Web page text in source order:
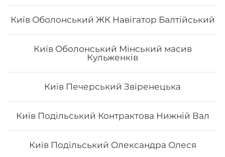
Київ Оболонський ЖК Навігатор Балтійський
Київ Оболонський Мінський масив
Кульженків
Київ Печерський Звіренецька
Київ Подільський Контрактова Нижній Вал
Київ Подільський Олександра Олеся
Вода негазована та сильногазована
0.5 л